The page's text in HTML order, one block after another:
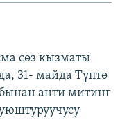
сөз кызматы
31- майда Түптө
анти митинг